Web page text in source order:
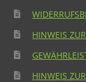
HINWEIS
HINWEIS